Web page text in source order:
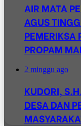
AIR MATA
AGUS
PEMERIKSA
PROPAM
2 minggu ago
KUDORI,
DESA DAN